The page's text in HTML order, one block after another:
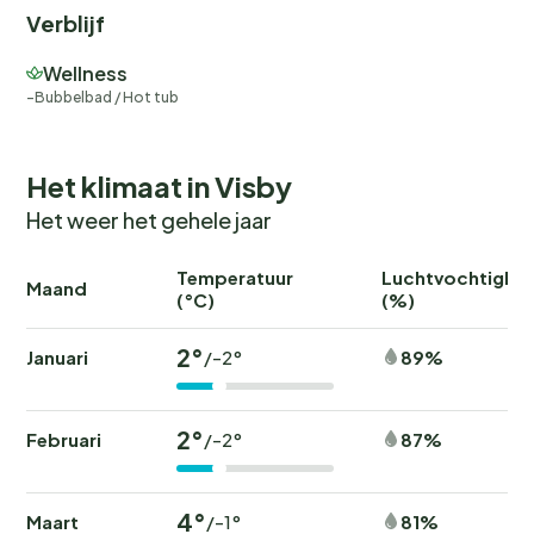
genieten van een ijsje voor de onverslaanbare
beginnen!
Verblijf
Wellness
Bubbelbad / Hot tub
Het klimaat in Visby
Het weer het gehele jaar
Maand
Temperatuur
(°C)
(%)
Januari 2°/-2° 89%
Februari 2°/-2° 87%
Maart 4°/-1° 81%